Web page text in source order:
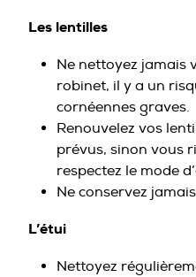
Les lentilles
Ne nettoyez jamais
robinet, il y a un
cornéennes graves.
Renouvelez vos
prévus, sinon vous
respectez le mode
Ne conservez
L’étui
Nettoyez